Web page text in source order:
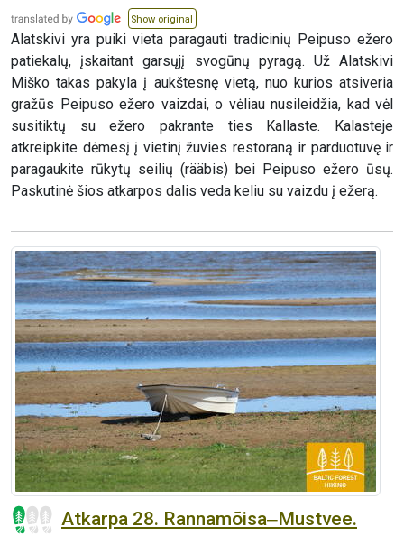
Show original
Alatskivi yra puiki vieta paragauti tradicinių Peipuso ežero
patiekalų, įskaitant garsųjį svogūnų pyragą. Už Alatskivi
Miško takas pakyla į aukštesnę vietą, nuo kurios atsiveria
gražūs Peipuso ežero vaizdai, o vėliau nusileidžia, kad vėl
susitiktų su ežero pakrante ties Kallaste. Kalasteje
atkreipkite dėmesį į vietinį žuvies restoraną ir parduotuvę ir
paragaukite rūkytų seilių (rääbis) bei Peipuso ežero ūsų.
Paskutinė šios atkarpos dalis veda keliu su vaizdu į ežerą.
Atkarpa 28. Rannamõisa‒Mustvee.